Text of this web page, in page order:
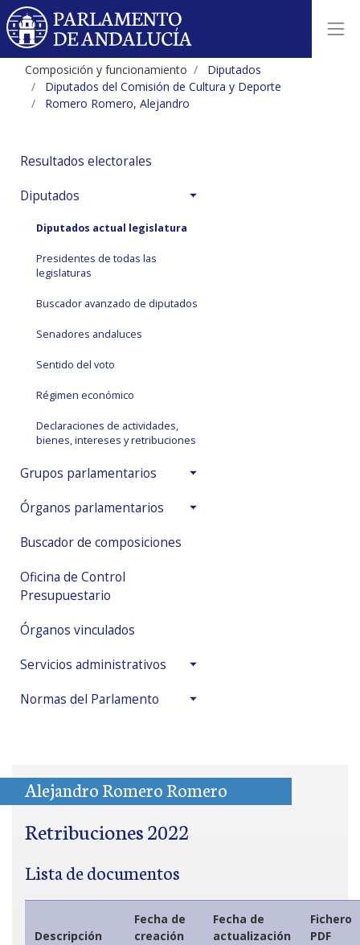
Composición y funcionamiento
Diputados
Diputados del Comisión de Cultura y Deporte
Romero Romero, Alejandro
Resultados electorales
Diputados
Diputados actual legislatura
Presidentes de todas las
legislaturas
Buscador avanzado de diputados
Senadores andaluces
Sentido del voto
Régimen económico
Declaraciones de actividades,
bienes, intereses y retribuciones
Grupos parlamentarios
Órganos parlamentarios
Buscador de composiciones
Oficina de Control
Presupuestario
Órganos vinculados
Servicios administrativos
Normas del Parlamento
Alejandro Romero Romero
Retribuciones 2022
Lista de documentos
Descripción
Fecha de
creación
Fecha de
actualización
Fichero
PDF